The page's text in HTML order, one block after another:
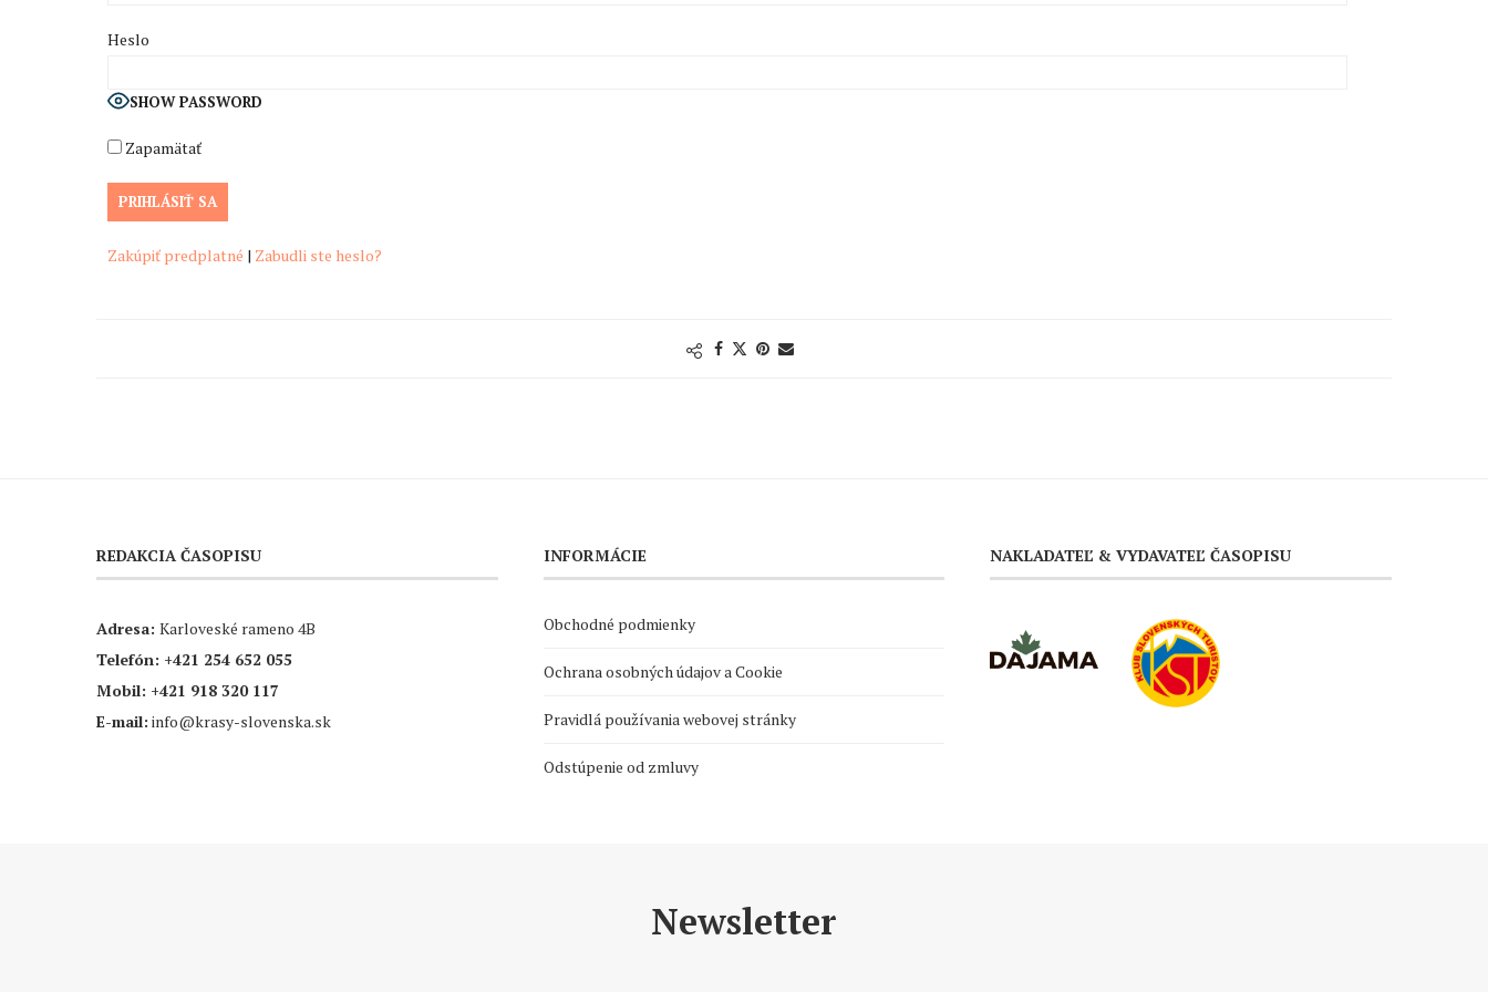
Heslo
SHOW PASSWORD
Zapamätať
Zakúpiť predplatné | Zabudli ste heslo?
REDAKCIA ČASOPISU
Adresa: Karloveské rameno 4B
Telefón: +421 254 652 055
Mobil: +421 918 320 117
E-mail: info@krasy-slovenska.sk
INFORMÁCIE
Obchodné podmienky
Ochrana osobných údajov a Cookie
Pravidlá používania webovej stránky
Odstúpenie od zmluvy
NAKLADATEĽ & VYDAVATEĽ ČASOPISU
Newsletter